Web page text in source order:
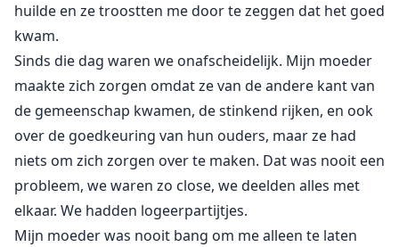
huilde en ze troostten me door te zeggen dat het goed
kwam.
Sinds die dag waren we onafscheidelijk. Mijn moeder
maakte zich zorgen omdat ze van de andere kant van
de gemeenschap kwamen, de stinkend rijken, en ook
over de goedkeuring van hun ouders, maar ze had
niets om zich zorgen over te maken. Dat was nooit een
probleem, we waren zo close, we deelden alles met
elkaar. We hadden logeerpartijtjes.
Mijn moeder was nooit bang om me alleen te laten